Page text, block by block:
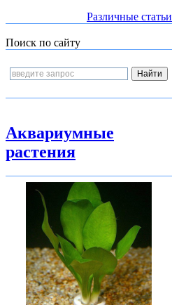
Различные статьи
Поиск по сайту
Аквариумные
растения